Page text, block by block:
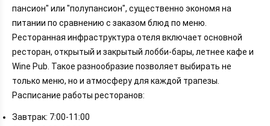
пансион" или "полупансион", существенно экономя на
питании по сравнению с заказом блюд по меню.
Ресторанная инфраструктура отеля включает основной
ресторан, открытый и закрытый лобби-бары, летнее кафе и
Wine Pub. Такое разнообразие позволяет выбирать не
только меню, но и атмосферу для каждой трапезы.
Расписание работы ресторанов:
Завтрак: 7:00-11:00